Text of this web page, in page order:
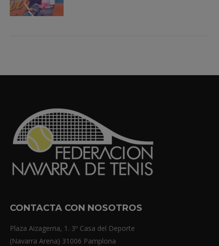
CONTACTA CON NOSOTROS
Plaza Aizagerria, 1. 3º Casa del Deporte
(Navarra Arena) 31006 Pamplona